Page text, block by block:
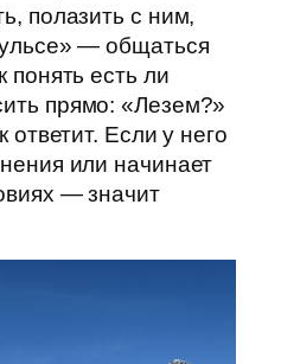
полазить с ним,
— общаться
понять есть ли
прямо: «Лезем?»
ответит. Если у него
или начинает
— значит